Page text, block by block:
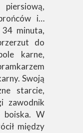
i…
minuta,
do
karne,
Swoją
starcie,
zawodnik
boiska. W
między